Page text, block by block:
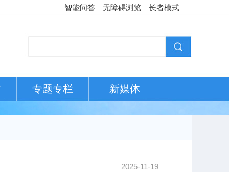
智能问答 无障碍浏览 长者模式
专题专栏 新媒体
2025-11-19